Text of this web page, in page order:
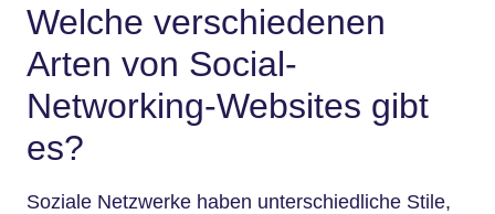
Welche verschiedenen
Arten von Social-
Networking-Websites gibt
es?
Soziale Netzwerke haben unterschiedliche Stile,